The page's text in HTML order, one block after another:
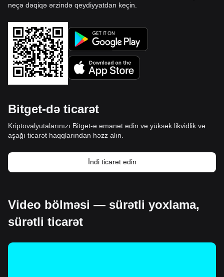
neçə dəqiqə ərzində qeydiyyatdan keçin.
Bitget-də ticarət
Kriptovalyutalarınızı Bitget-ə əmanət edin və yüksək likvidlik və
aşağı ticarət haqqlarından həzz alın.
İndi ticarət edin
Video bölməsi — sürətli yoxlama,
sürətli ticarət